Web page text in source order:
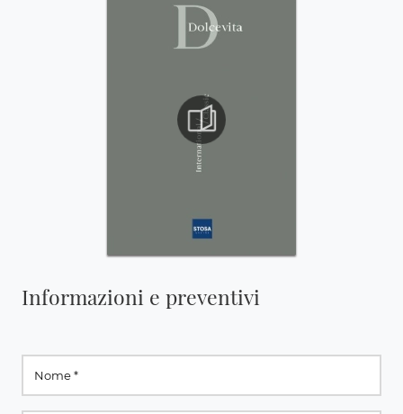
Informazioni e preventivi